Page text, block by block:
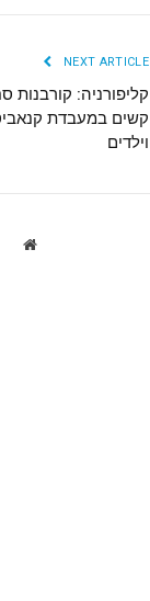
NEXT ARTICLE
קליפורניה: קורבנות
קשים במעבדת
וילדים